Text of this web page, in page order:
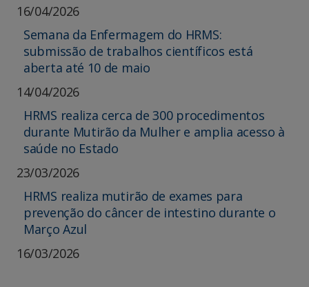
16/04/2026
Semana da Enfermagem do HRMS:
submissão de trabalhos científicos está
aberta até 10 de maio
14/04/2026
HRMS realiza cerca de 300 procedimentos
durante Mutirão da Mulher e amplia acesso à
saúde no Estado
23/03/2026
HRMS realiza mutirão de exames para
prevenção do câncer de intestino durante o
Março Azul
16/03/2026